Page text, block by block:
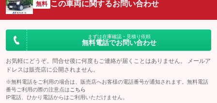
無料 この車両に関するお問い合わせ
まずは在庫確認・見積り依頼
無料電話でお問い合わせ
お気軽にどうぞ。問合せ後に何度もご連絡が届くことはありません。 メールア
ドレスは販売店に公開されません。
※無料電話をご利用の場合は、販売店へお客様の電話番号が通知されます。無料電話
番号ご利用の際の注意点は こちら
IP電話、ひかり電話からはご利用いただけません。